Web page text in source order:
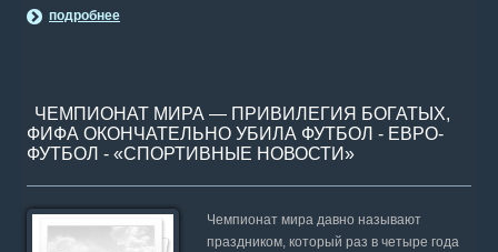
подробнее
ЧЕМПИОНАТ МИРА — ПРИВИЛЕГИЯ БОГАТЫХ,
ФИФА ОКОНЧАТЕЛЬНО УБИЛА ФУТБОЛ - ЕВРО-
ФУТБОЛ - «СПОРТИВНЫЕ НОВОСТИ»
Чемпионат мира давно называют
праздником, который раз в четыре года